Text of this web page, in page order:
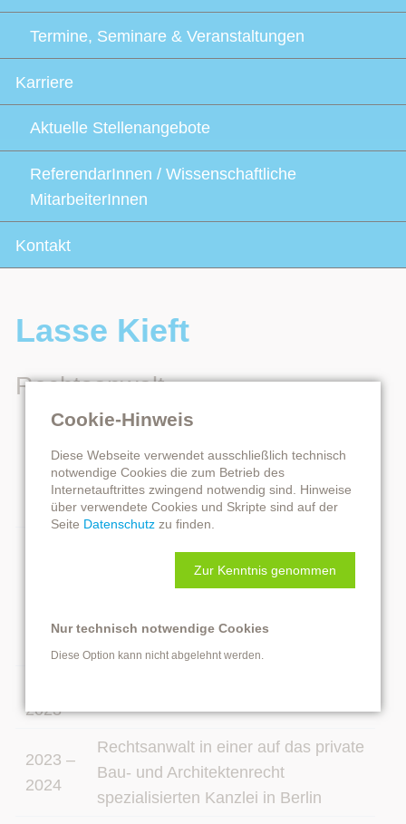
Termine, Seminare & Veranstaltungen
Karriere
Aktuelle Stellenangebote
ReferendarInnen / Wissenschaftliche
MitarbeiterInnen
Kontakt
Lasse Kieft
Rechtsanwalt
2014 –
2020
in Münster mit dem Schwerpunkt
Rechtsgestaltung und
Streitbeilegung
Dr. Bettina Heiderhoff (Professur für
Verfahrensrecht und Bürgerliches
Recht), Universität Münster
2023
2023 –
2024
Rechtsanwalt in einer auf das private
Bau- und Architektenrecht
spezialisierten Kanzlei in Berlin
Cookie-Hinweis
Diese Webseite verwendet ausschließlich technisch
notwendige Cookies die zum Betrieb des
Internetauftrittes zwingend notwendig sind. Hinweise
über verwendete Cookies und Skripte sind auf der
Seite Datenschutz zu finden.
Zur Kenntnis genommen
Nur technisch notwendige Cookies
Diese Option kann nicht abgelehnt werden.